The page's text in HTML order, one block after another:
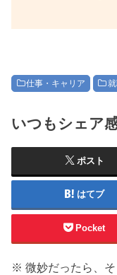
仕事・キャリア
いつもシェア
ポスト
はてブ
Pocket
※ 微妙だったら、そ